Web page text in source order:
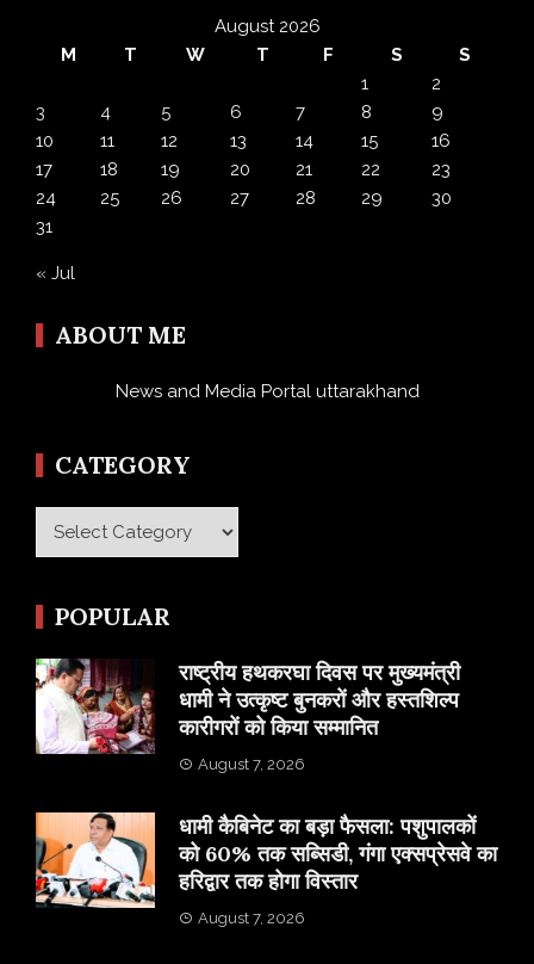
August 2026
M
T W T F S
S
1
2
3
4 5 6 7 8
9
10
11 12 13 14 15
16
17
18 19 20 21 22
23
24
25 26 27 28 29
30
31
« Jul
ABOUT ME
News and Media Portal uttarakhand
CATEGORY
Category
POPULAR
राष्ट्रीय हथकरघा दिवस पर मुख्यमंत्री
धामी ने उत्कृष्ट बुनकरों और हस्तशिल्प
कारीगरों को किया सम्मानित
August 7, 2026
​धामी कैबिनेट का बड़ा फैसला: पशुपालकों
को 60% तक सब्सिडी, गंगा एक्सप्रेसवे का
हरिद्वार तक होगा विस्तार
August 7, 2026